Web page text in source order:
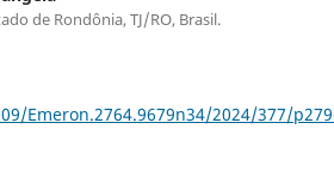
de Rondônia, TJ/RO, Brasil.
Emeron.2764.9679n34/2024/377/